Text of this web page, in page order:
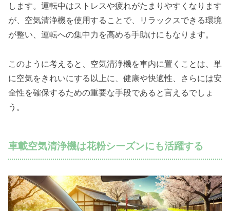
します。運転中はストレスや疲れがたまりやすくなります
が、空気清浄機を使用することで、リラックスできる環境
が整い、運転への集中力を高める手助けにもなります。
このように考えると、空気清浄機を車内に置くことは、単
に空気をきれいにする以上に、健康や快適性、さらには安
全性を確保するための重要な手段であると言えるでしょ
う。
車載空気清浄機は花粉シーズンにも活躍する